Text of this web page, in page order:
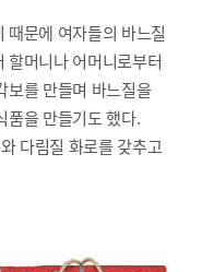
문에 여자들의 바느질
할머니나 어머니로부터
보를 만들며 바느질을
품을 만들기도 했다.
다림질 화로를 갖추고